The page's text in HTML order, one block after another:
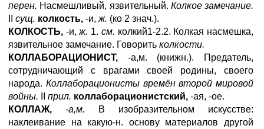
перен. Насмешливый, язвительный. Колкое замечание.
сущ. колкость, -и, ж. (ко 2 знач.).
КОЛКОСТЬ, -и,ж. 1. см. колкий1-2.2. Колкая насмешка,
язвительное замечание. Говорить колкости.
КОЛЛАБОРАЦИОНИСТ, -а,м. (книжн.). Предатель,
сотрудничающий с врагами своей родины, своего
народа. Коллаборационисты времён второй мировой
войны.
прил. коллаборационистский, -ая, -ое.
КОЛЛАЖ,
-а,м. В изобразительном искусстве:
наклеивание на какую-н. основу материалов другой